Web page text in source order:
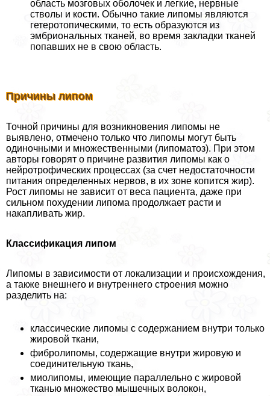
область мозговых оболочек и легкие, нервные
стволы и кости. Обычно такие липомы являются
гетеротопическими, то есть образуются из
эмбриональных тканей, во время закладки тканей
попавших не в свою область.
Причины липом
Точной причины для возникновения липомы не
выявлено, отмечено только что липомы могут быть
одиночными и множественными (липоматоз). При этом
авторы говорят о причине развития липомы как о
нейротрофических процессах (за счет недостаточности
питания определенных нервов, в их зоне копится жир).
Рост липомы не зависит от веса пациента, даже при
сильном похудении липома продолжает расти и
накапливать жир.
Классификация липом
Липомы в зависимости от локализации и происхождения,
а также внешнего и внутреннего строения можно
разделить на:
классические липомы с содержанием внутри только
жировой ткани,
фибролипомы, содержащие внутри жировую и
соединительную ткань,
миолипомы, имеющие параллельно с жировой
тканью множество мышечных волокон,